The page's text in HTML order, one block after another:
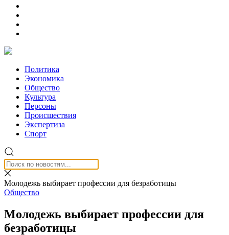
Политика
Экономика
Общество
Культура
Персоны
Происшествия
Экспертиза
Спорт
Молодежь выбирает профессии для безработицы
Общество
Молодежь выбирает профессии для
безработицы